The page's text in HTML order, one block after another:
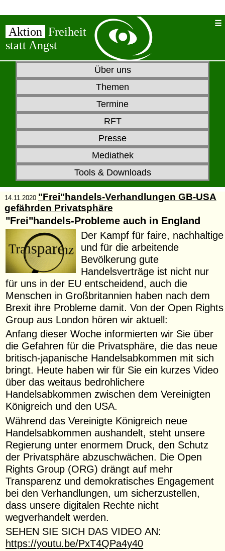
Aktion Freiheit
statt Angst
Über uns
Themen
Termine
RFT
Presse
Mediathek
Tools & Downloads
14.11.2020 "Frei"handels-Verhandlungen GB-USA
gefährden Privatsphäre
"Frei"handels-Probleme auch in England
Der Kampf für faire, nachhaltige
und für die arbeitende
Bevölkerung gute
Handelsverträge ist nicht nur
für uns in der EU entscheidend, auch die
Menschen in Großbritannien haben nach dem
Brexit ihre Probleme damit. Von der Open Rights
Group aus London hören wir aktuell:
Anfang dieser Woche informierten wir Sie über
die Gefahren für die Privatsphäre, die das neue
britisch-japanische Handelsabkommen mit sich
bringt. Heute haben wir für Sie ein kurzes Video
über das weitaus bedrohlichere
Handelsabkommen zwischen dem Vereinigten
Königreich und den USA.
Während das Vereinigte Königreich neue
Handelsabkommen aushandelt, steht unsere
Regierung unter enormem Druck, den Schutz
der Privatsphäre abzuschwächen. Die Open
Rights Group (ORG) drängt auf mehr
Transparenz und demokratisches Engagement
bei den Verhandlungen, um sicherzustellen,
dass unsere digitalen Rechte nicht
wegverhandelt werden.
SEHEN SIE SICH DAS VIDEO AN:
https://youtu.be/PxT4QPa4y40